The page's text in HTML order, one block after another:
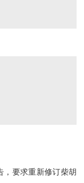
要求重新修订柴胡